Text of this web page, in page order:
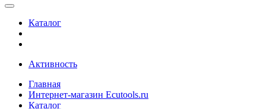
Каталог
Активность
Главная
Интернет-магазин Ecutools.ru
Каталог